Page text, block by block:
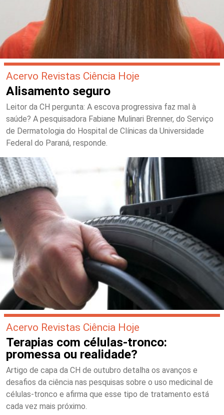
Acervo Revistas Ciência Hoje
Alisamento seguro
Leitor da CH pergunta: A escova progressiva faz mal à
saúde? A pesquisadora Fabiane Mulinari Brenner, do Serviço
de Dermatologia do Hospital de Clínicas da Universidade
Federal do Paraná, responde.
Acervo Revistas Ciência Hoje
Terapias com células-tronco:
promessa ou realidade?
Artigo de capa da CH de outubro detalha os avanços e
desafios da ciência nas pesquisas sobre o uso medicinal de
células-tronco e afirma que esse tipo de tratamento está
cada vez mais próximo.